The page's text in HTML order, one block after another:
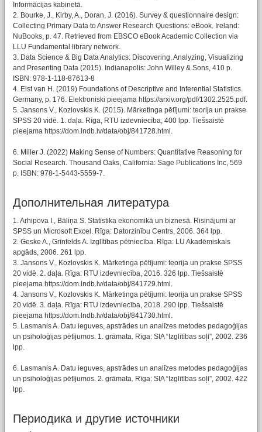
Informācijas kabinetā.
2. Bourke, J., Kirby, A., Doran, J. (2016). Survey & questionnaire design:
Collecting Primary Data to Answer Research Questions: eBook. Ireland:
NuBooks, p. 47. Retrieved from EBSCO eBook Academic Collection via
LLU Fundamental library network.
3. Data Science & Big Data Analytics: Discovering, Analyzing, Visualizing
and Presenting Data (2015). Indianapolis: John Willey & Sons, 410 p.
ISBN: 978-1-118-87613-8
4. Elst van H. (2019) Foundations of Descriptive and Inferential Statistics.
Germany, p. 176. Elektroniski pieejama https://arxiv.org/pdf/1302.2525.pdf.
5. Jansons V., Kozlovskis K. (2015). Mārketinga pētījumi: teorija un prakse
SPSS 20 vidē. 1. daļa. Rīga, RTU izdevniecība, 400 lpp. Tiešsaistē
pieejama https://dom.lndb.lv/data/obj/841728.html.
6. Miller J. (2022) Making Sense of Numbers: Quantitative Reasoning for
Social Research. Thousand Oaks, California: Sage Publications Inc, 569
p. ISBN: 978-1-5443-5559-7.
Дополнительная литература
1. Arhipova I., Bāliņa S. Statistika ekonomikā un biznesā. Risinājumi ar
SPSS un Microsoft Excel. Rīga: Datorzinību Centrs, 2006. 364 lpp.
2. Geske A., Grīnfelds A. Izglītības pētniecība. Rīga: LU Akadēmiskais
apgāds, 2006. 261 lpp.
3. Jansons V., Kozlovskis K. Mārketinga pētījumi: teorija un prakse SPSS
20 vidē. 2. daļa. Rīga: RTU izdevniecība, 2016. 326 lpp. Tiešsaistē
pieejama https://dom.lndb.lv/data/obj/841729.html.
4. Jansons V., Kozlovskis K. Mārketinga pētījumi: teorija un prakse SPSS
20 vidē. 3. daļa. Rīga: RTU izdevniecība, 2018. 290 lpp. Tiešsaistē
pieejama https://dom.lndb.lv/data/obj/841730.html.
5. Lasmanis A. Datu ieguves, apstrādes un analīzes metodes pedagoģijas
un psiholoģijas pētījumos. 1. grāmata. Rīga: SIA “Izglītības soļi”, 2002. 236
lpp.
6. Lasmanis A. Datu ieguves, apstrādes un analīzes metodes pedagoģijas
un psiholoģijas pētījumos. 2. grāmata. Rīga: SIA “Izglītības soļi”, 2002. 422
lpp.
Периодика и другие источники